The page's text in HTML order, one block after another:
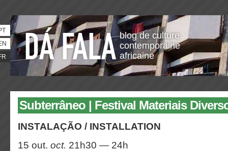
blog de culture
contemporaine
africaine
Subterrâneo | Festival Materiais
INSTALAÇÃO / INSTALLATION
15 out. oct. 21h30 — 24h